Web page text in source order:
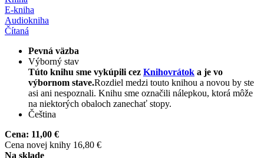
E-kniha
Audiokniha
Čítaná
Pevná väzba
Výborný stav
Túto knihu sme vykúpili cez Knihovrátok a je vo
výbornom stave.Rozdiel medzi touto knihou a novou by ste
asi ani nespoznali. Knihu sme označili nálepkou, ktorá môže
na niektorých obaloch zanechať stopy.
Čeština
Cena: 11,00 €
Cena novej knihy 16,80 €
Na sklade